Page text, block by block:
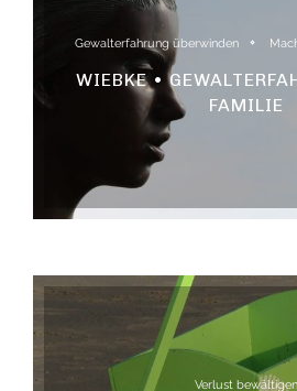
Gewalterfahrung überwinden
WIEBKE •
FAMILIE
Verlust bewältigen